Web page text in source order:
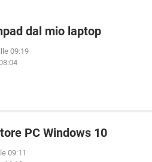
dal mio laptop
09:19
PC Windows 10
09:11